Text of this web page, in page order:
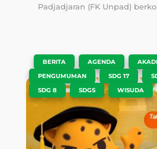
Padjadjaran (FK Unpad)
BERITA AGENDA
PENGUMUMAN SDG 17
SDG 8 SDGS WISUDA